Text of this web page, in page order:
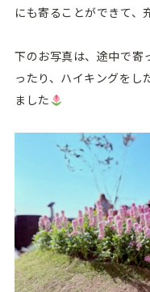
にも寄ることができて、
下のお写真は、途中で寄
ったり、ハイキングをし
ました